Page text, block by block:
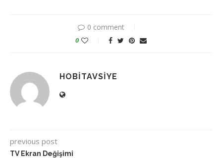
0 comment
0
HOBITAVSIYE
previous post
TV Ekran Değişimi